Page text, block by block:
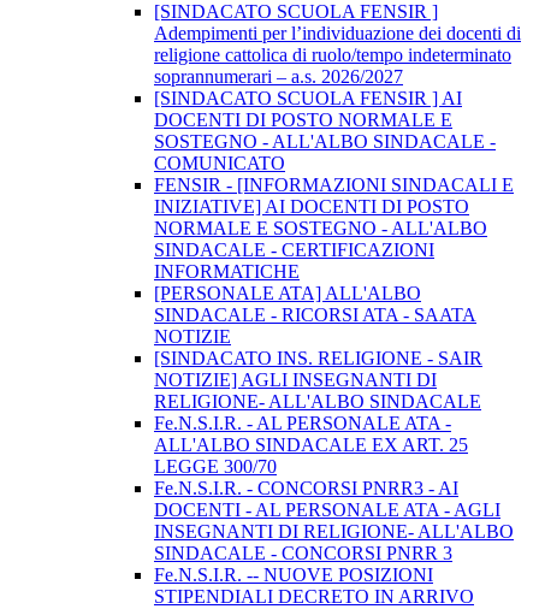
[SINDACATO SCUOLA FENSIR ]
Adempimenti per l’individuazione dei docenti di
religione cattolica di ruolo/tempo indeterminato
soprannumerari – a.s. 2026/2027
[SINDACATO SCUOLA FENSIR ] AI
DOCENTI DI POSTO NORMALE E
SOSTEGNO - ALL'ALBO SINDACALE -
COMUNICATO
FENSIR - [INFORMAZIONI SINDACALI E
INIZIATIVE] AI DOCENTI DI POSTO
NORMALE E SOSTEGNO - ALL'ALBO
SINDACALE - CERTIFICAZIONI
INFORMATICHE
[PERSONALE ATA] ALL'ALBO
SINDACALE - RICORSI ATA - SAATA
NOTIZIE
[SINDACATO INS. RELIGIONE - SAIR
NOTIZIE] AGLI INSEGNANTI DI
RELIGIONE- ALL'ALBO SINDACALE
Fe.N.S.I.R. - AL PERSONALE ATA -
ALL'ALBO SINDACALE EX ART. 25
LEGGE 300/70
Fe.N.S.I.R. - CONCORSI PNRR3 - AI
DOCENTI - AL PERSONALE ATA - AGLI
INSEGNANTI DI RELIGIONE- ALL'ALBO
SINDACALE - CONCORSI PNRR 3
Fe.N.S.I.R. -- NUOVE POSIZIONI
STIPENDIALI DECRETO IN ARRIVO